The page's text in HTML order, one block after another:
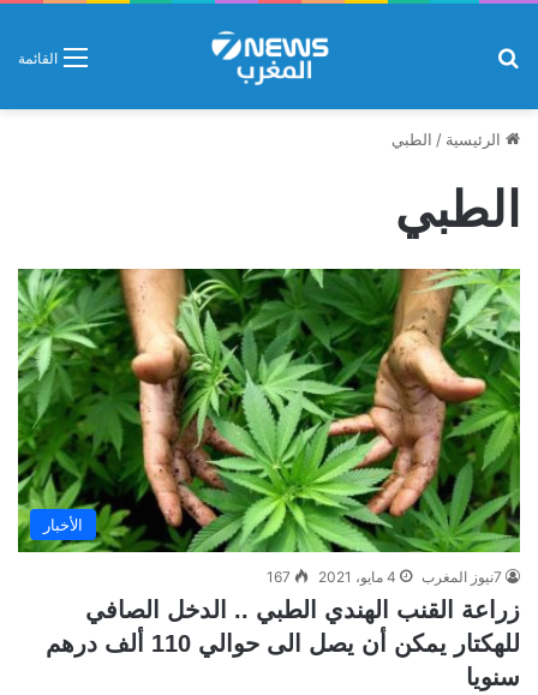
القائمة
الرئيسية / الطبي
الطبي
الأخبار
7نيوز المغرب 4 مايو، 2021 167
زراعة القنب الهندي الطبي .. الدخل الصافي
للهكتار يمكن أن يصل الى حوالي 110 ألف درهم
سنويا